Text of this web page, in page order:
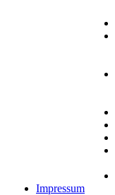
Impressum